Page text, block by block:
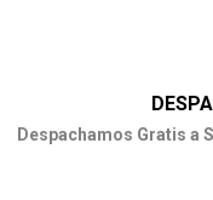
Despachamos Gratis a